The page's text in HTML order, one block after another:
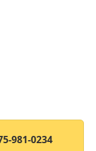
981-0234